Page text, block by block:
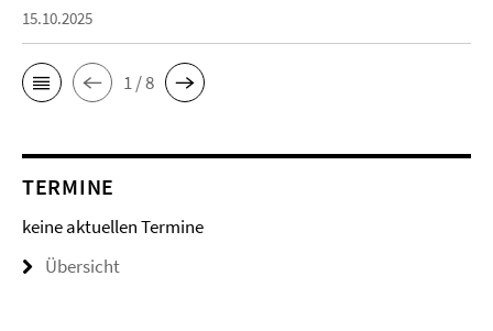
15.10.2025
1 / 8
TERMINE
keine aktuellen Termine
Übersicht